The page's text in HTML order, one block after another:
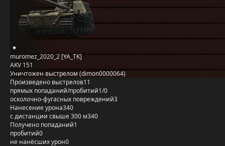
muromez_2020_2 [YA_TK]
AKV 151
Уничтожен выстрелом (dimon0000064)
Произведено выстрелов11
прямых попаданий/пробитий1/0
осколочно-фугасных повреждений3
Нанесение урона340
с дистанции свыше 300 м340
Получено попаданий1
пробитий0
не нанёсших урон0